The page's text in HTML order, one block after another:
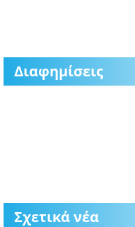
Διαφημίσεις
Σχετικά νέα